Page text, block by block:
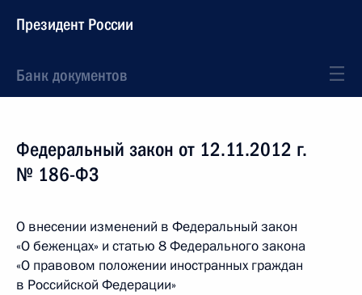
Президент России
Банк документов
Федеральный закон от 12.11.2012 г.
№ 186-ФЗ
О внесении изменений в Федеральный закон
«О беженцах» и статью 8 Федерального закона
«О правовом положении иностранных граждан
в Российской Федерации»